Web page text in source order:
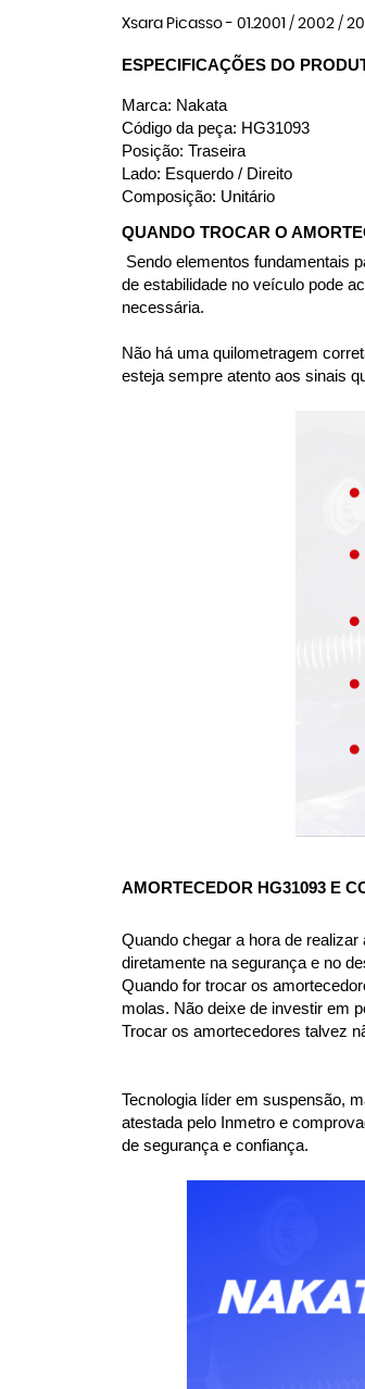
Xsara Picasso - 01.2001 / 2002 /
ESPECIFICAÇÕES DO
Marca: Nakata
Código da peça: HG31093
Posição: Traseira
Lado: Esquerdo / Direito
Composição: Unitário
QUANDO TROCAR O
Sendo elementos fundamentais
de estabilidade no veículo pode
necessária.
Não há uma quilometragem
esteja sempre atento aos sinais
AMORTECEDOR HG31093 E
Quando chegar a hora de
diretamente na segurança e no
Quando for trocar os
molas. Não deixe de investir em
Trocar os amortecedores talvez
Tecnologia líder em suspensão,
atestada pelo Inmetro e
de segurança e confiança.